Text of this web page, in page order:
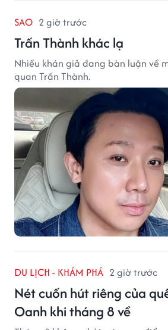
SAO 2 giờ trước
Trấn Thành khác lạ
Nhiều khán giả đang bàn luận về
quan Trấn Thành.
DU LỊCH - KHÁM PHÁ 2 giờ trước
Nét cuốn hút riêng của
Oanh khi tháng 8 về